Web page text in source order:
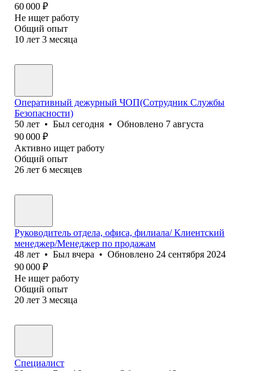
60 000 ₽
Не ищет работу
Общий опыт
10 лет 3 месяца
Оперативный дежурный ЧОП(Сотрудник Службы
Безопасности)
50 лет • Был сегодня • Обновлено 7 августа
90 000 ₽
Активно ищет работу
Общий опыт
26 лет 6 месяцев
Руководитель отдела, офиса, филиала/ Клиентский
менеджер/Менеджер по продажам
48 лет • Был вчера • Обновлено 24 сентября 2024
90 000 ₽
Не ищет работу
Общий опыт
20 лет 3 месяца
Специалист